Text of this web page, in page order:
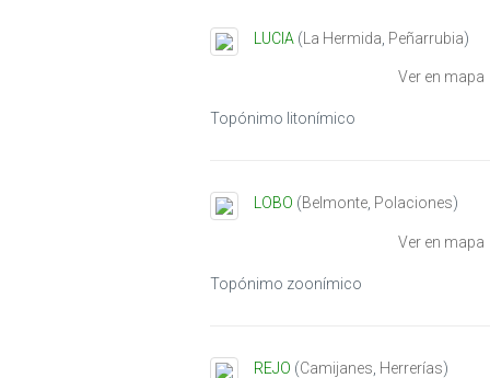
LUCIA (La Hermida Peñarrubia)
Ver en mapa
Topónimo litonímico
LOBO (Belmonte Polaciones)
Ver en mapa
Topónimo zoonímico
REJO (Camijanes Herrerías)